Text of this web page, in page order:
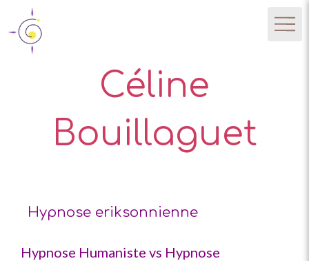
Céline
Bouillaguet
Hypnose eriksonnienne
Hypnose Humaniste vs Hypnose